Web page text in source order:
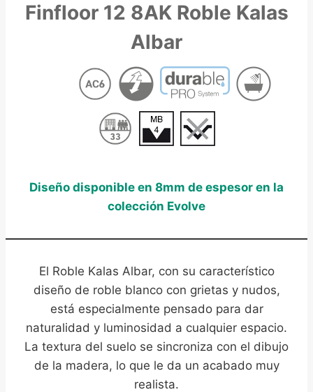
Finfloor 12 8AK Roble Kalas
Albar
Diseño disponible en 8mm de espesor en la
colección Evolve
El Roble Kalas Albar, con su característico
diseño de roble blanco con grietas y nudos,
está especialmente pensado para dar
naturalidad y luminosidad a cualquier espacio.
La textura del suelo se sincroniza con el dibujo
de la madera, lo que le da un acabado muy
realista.